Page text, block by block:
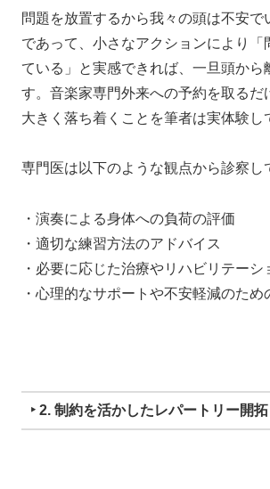
問題を放置するから我々の頭は不安で
であって、 小さなアクションにより「
ている」と実感できれば、一旦頭から
す。 音楽家専門外来への予約を取るだ
大きく落ち着くことを筆者は実体験し
専門医は以下のような観点から診察し
・演奏による身体への負荷の評価
・適切な練習方法のアドバイス
・必要に応じた治療やリハビリテーシ
・心理的なサポートや不安軽減のため
‣ 2. 制約を活かしたレパートリー開拓